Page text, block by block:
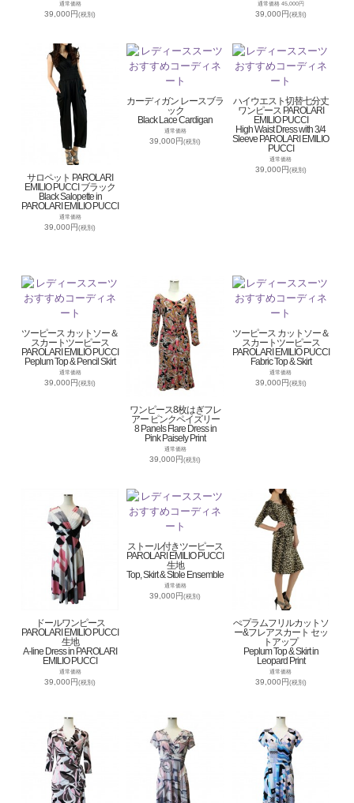
通常価格
39,000円(税別)
通常価格 45,000円
39,000円(税別)
サロペット PAROLARI
EMILIO PUCCI ブラック
Black Salopette in
PAROLARI EMILIO PUCCI
通常価格
39,000円(税別)
カーディガン レースブラ
ック
Black Lace Cardigan
通常価格
39,000円(税別)
ハイウエスト切替七分丈
ワンピース PAROLARI
EMILIO PUCCI
High Waist Dress with 3/4
Sleeve PAROLARI EMILIO
PUCCI
通常価格
39,000円(税別)
ツーピース カットソー＆
スカートツーピース
PAROLARI EMILIO PUCCI
Peplum Top & Pencil Skirt
通常価格
39,000円(税別)
ワンピース8枚はぎフレ
アー ピンクペイズリー
8 Panels Flare Dress in
Pink Paisely Print
通常価格
39,000円(税別)
ツーピース カットソー＆
スカートツーピース
PAROLARI EMILIO PUCCI
Fabric Top & Skirt
通常価格
39,000円(税別)
ドールワンピース
PAROLARI EMILIO PUCCI
生地
A-line Dress in PAROLARI
EMILIO PUCCI
通常価格
39,000円(税別)
ストール付きツーピース
PAROLARI EMILIO PUCCI
生地
Top, Skirt & Stole Ensemble
通常価格
39,000円(税別)
ぺプラムフリルカットソ
ー&フレアスカート セッ
トアップ
Peplum Top & Skirt in
Leopard Print
通常価格
39,000円(税別)